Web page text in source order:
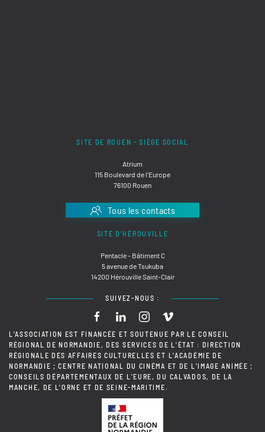
SITE DE ROUEN - SIÈGE SOCIAL
Atrium
115 Boulevard de l'Europe
76100 Rouen
Tous les contacts
SITE D'HÉROUVILLE
Pentacle - Bâtiment C
5 avenue de Tsukuba
14200 Hérouville Saint-Clair
SUIVEZ-NOUS :
L'ASSOCIATION EST FINANCÉE ET SOUTENUE PAR LE CONSEIL
RÉGIONAL DE NORMANDIE, DES SERVICES DE L'ÉTAT : DIRECTION
RÉGIONALE DES AFFAIRES CULTURELLES ET L'ACADÉMIE DE
NORMANDIE ; CENTRE NATIONAL DU CINÉMA ET DE L'IMAGE ANIMÉE ;
CONSEILS DÉPARTEMENTAUX DE L'EURE, DU CALVADOS, DE LA
MANCHE, DE L'ORNE ET DE SEINE-MARITIME.